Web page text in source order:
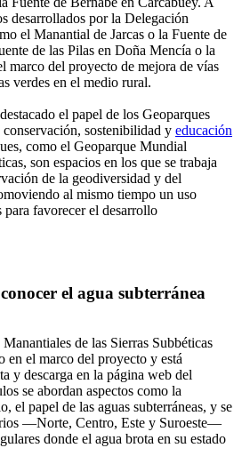
desarrollados por la Delegación
el Manantial de Jarcas o la Fuente de
de las Pilas en Doña Mencía o la
marco del proyecto de mejora de vías
verdes en el medio rural.
el papel de los Geoparques
sostenibilidad y educación
como el Geoparque Mundial
son espacios en los que se trabaja
de la geodiversidad y del
al mismo tiempo un uso
para favorecer el desarrollo
el agua subterránea
de las Sierras Subbéticas
en el marco del proyecto y está
y descarga en la página web del
se abordan aspectos como la
el papel de las aguas subterráneas, y se
—Norte, Centro, Este y Suroeste—
donde el agua brota en su estado